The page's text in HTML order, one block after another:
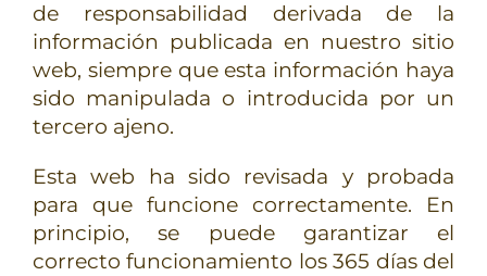
de responsabilidad derivada de la
información publicada en nuestro sitio
web, siempre que esta información haya
sido manipulada o introducida por un
tercero ajeno.
Esta web ha sido revisada y probada
para que funcione correctamente. En
principio, se puede garantizar el
correcto funcionamiento los 365 días del